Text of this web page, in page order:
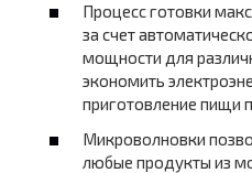
Процесс готовки
за счет
мощности для
экономить
приготовление пищи
Микроволновки
любые продукты из